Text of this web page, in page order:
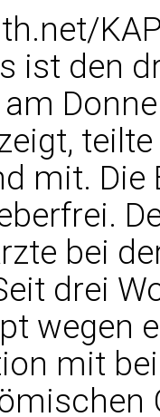
ist den
mit.
bei
drei
wegen
mit